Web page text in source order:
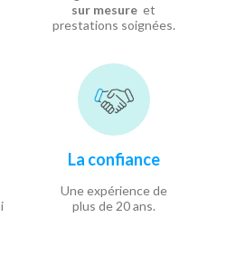
sur mesure et
prestations soignées.
La confiance
Une expérience de
plus de 20 ans.